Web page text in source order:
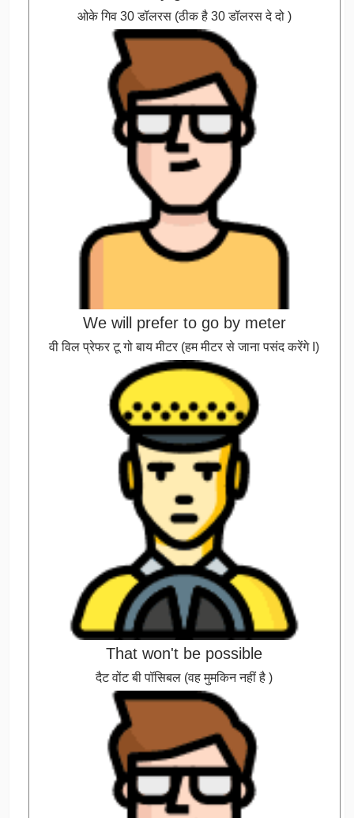
ओके गिव 30 डॉलरस (ठीक है 30 डॉलरस दे दो )
We will prefer to go by meter
वी विल प्रेफर टू गो बाय मीटर (हम मीटर से जाना पसंद करेंगे I)
That won't be possible
दैट वोंट बी पॉसिबल (वह मुमकिन नहीं है )